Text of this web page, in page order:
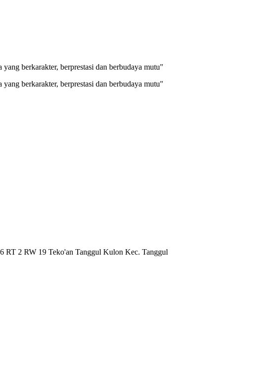
berkarakter, berprestasi dan berbudaya mutu"
berkarakter, berprestasi dan berbudaya mutu"
RT 2 RW 19 Teko'an Tanggul Kulon Kec. Tanggul